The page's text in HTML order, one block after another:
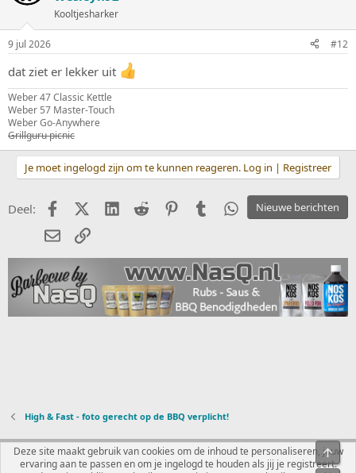
i
n
g
e
n
:
Kooltjesharker
9 jul 2026 #12
dat ziet er lekker uit
Weber 47 Classic Kettle
Weber 57 Master-Touch
Weber Go-Anywhere
Grillguru picnic
Je moet ingelogd zijn om te kunnen reageren. Log in | Registreer
Nieuwe berichten
Deel: FacebookX (Twitter)
LinkedIn
Reddit PinterestTumblrWhatsApp
E-mailkoppeling
High & Fast - foto gerecht op de BBQ verplicht!
Nederlands
Deze site maakt gebruik van cookies om de inhoud te personaliseren, jouw
ervaring aan te passen en om je ingelogd te houden als jij je registreert.